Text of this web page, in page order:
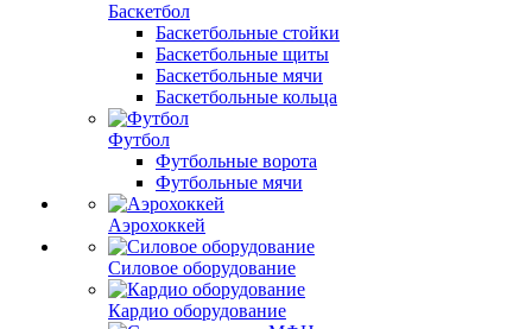
Баскетбол
Баскетбольные стойки
Баскетбольные щиты
Баскетбольные мячи
Баскетбольные кольца
Футбол
Футбольные ворота
Футбольные мячи
Аэрохоккей
Силовое оборудование
Кардио оборудование